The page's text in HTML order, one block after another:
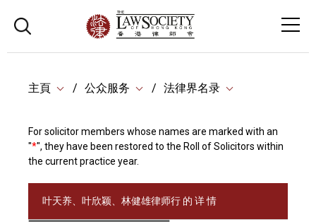
主頁 公众服务 法律界名录
For solicitor members whose names are marked with an
"*", they have been restored to the Roll of Solicitors within
the current practice year.
叶天养、叶欣颖、林健雄律师行 的 详 情